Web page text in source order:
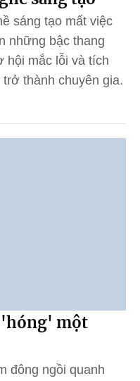
sáng tạo mất việc
những bậc thang
hội mắc lỗi và tích
thành chuyên gia.
'hóng' một
đông ngồi quanh